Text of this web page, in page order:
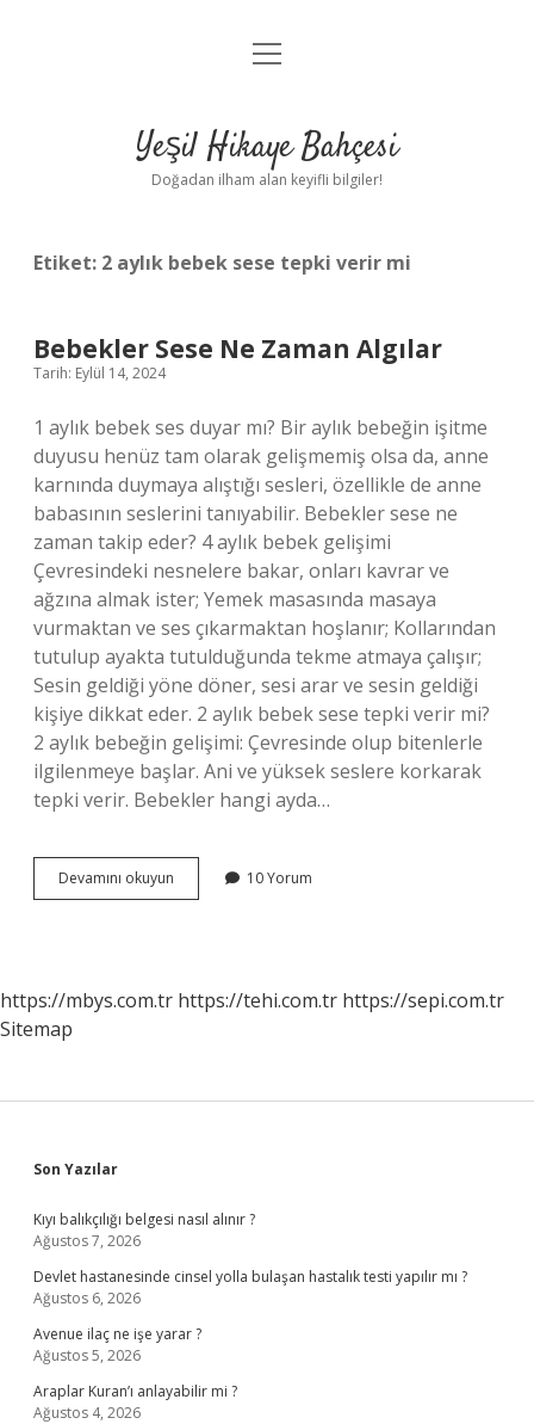
Anasayfa
Yasal Uyarı
menüyü
Yeşil Hikaye Bahçesi
Doğadan ilham alan keyifli bilgiler!
Etiket: 2 aylık bebek sese tepki verir mi
Bebekler Sese Ne Zaman Algılar
Tarih: Eylül 14, 2024
1 aylık bebek ses duyar mı? Bir aylık bebeğin işitme
duyusu henüz tam olarak gelişmemiş olsa da, anne
karnında duymaya alıştığı sesleri, özellikle de anne
babasının seslerini tanıyabilir. Bebekler sese ne
zaman takip eder? 4 aylık bebek gelişimi
Çevresindeki nesnelere bakar, onları kavrar ve
ağzına almak ister; Yemek masasında masaya
vurmaktan ve ses çıkarmaktan hoşlanır; Kollarından
tutulup ayakta tutulduğunda tekme atmaya çalışır;
Sesin geldiği yöne döner, sesi arar ve sesin geldiği
kişiye dikkat eder. 2 aylık bebek sese tepki verir mi?
2 aylık bebeğin gelişimi: Çevresinde olup bitenlerle
ilgilenmeye başlar. Ani ve yüksek seslere korkarak
tepki verir. Bebekler hangi ayda…
Devamını okuyun Bebekler
Sese
10 Yorum
https://mbys.com.tr https://tehi.com.tr https://sepi.com.tr
Sitemap
Sidebar
Son Yazılar
Kıyı balıkçılığı belgesi nasıl alınır ?
Ağustos 7, 2026
Devlet hastanesinde cinsel yolla bulaşan hastalık testi yapılır mı ?
Ağustos 6, 2026
Avenue ilaç ne işe yarar ?
Ağustos 5, 2026
Araplar Kuran’ı anlayabilir mi ?
Ağustos 4, 2026